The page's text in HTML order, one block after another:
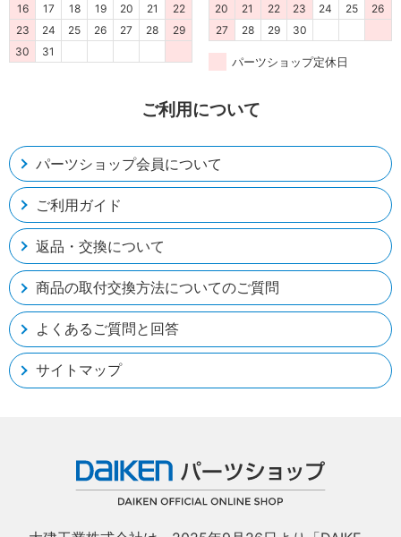
ご利用について
パーツショップ会員について
ご利用ガイド
返品・交換について
商品の取付交換方法についてのご質問
よくあるご質問と回答
サイトマップ
16
17 18 19 20 21
22
23
24 25 26 27 28
29
30
31
20
21 22 23 24 25
26
27
28 29 30
パーツショップ定休日